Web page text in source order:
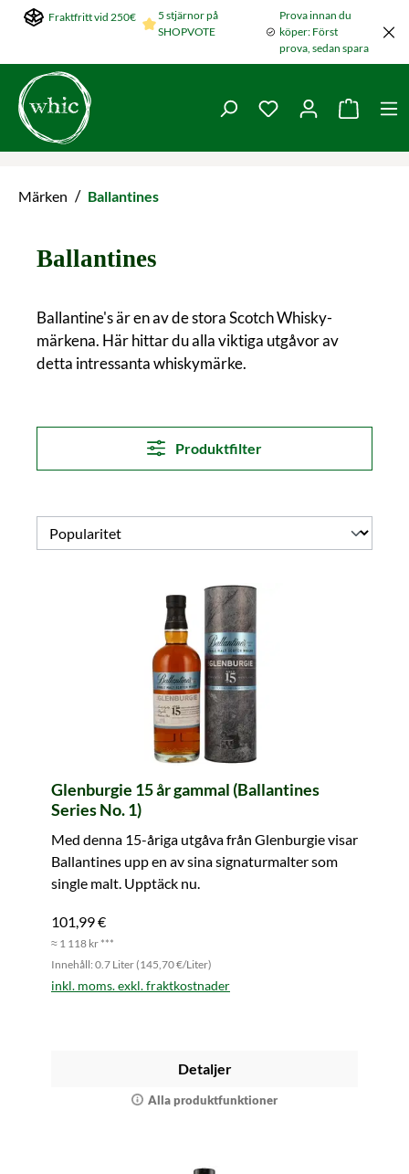
Hoppa till huvudinnehållet
Fraktfritt vid 250€
5 stjärnor på
SHOPVOTE
Prova innan du
köper: Först
prova, sedan spara
Du har 0 objekt i
Märken / Ballantines
Ballantines
Ballantine's är en av de stora Scotch Whisky-
märkena. Här hittar du alla viktiga utgåvor av
detta intressanta whiskymärke.
Produktfilter
Glenburgie 15 år gammal (Ballantines
Series No. 1)
Med denna 15-åriga utgåva från Glenburgie visar
Ballantines upp en av sina signaturmalter som
single malt. Upptäck nu.
101,99 €
≈ 1 118 kr ***
Innehåll: 0.7 Liter (145,70 €/Liter)
inkl. moms. exkl. fraktkostnader
Detaljer
Alla produktfunktioner